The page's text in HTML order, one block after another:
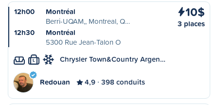
12h00
Montréal
Berri-UQAM,, Montreal, Q…
12h30
Montréal
5300 Rue Jean-Talon O
10$
3 places
L Chrysler Town&Country Argen…
Redouan 4,9 398 conduits